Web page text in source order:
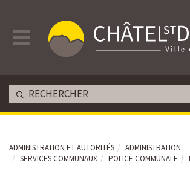
ADMINISTRATION ET AUTORITÉS
ADMINISTRATION
SERVICES COMMUNAUX
POLICE COMMUNALE